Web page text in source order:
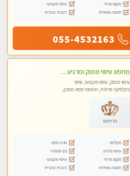
מקום פרטי
עיסוי מקצועי
תמונה אמיתית
דוברת עיברית
055-4532163
מחפש עיסוי מפנק ומרגיע? בוא להכיר את הצוות המעסות החדשות שלנו. מקום מושלם !
עיסוי מפנק, עיסוי מקצועי, עיסוי
בקלניקה פרטית, מתחמי ספא מפנק,
פרימיום
מקלחת
חניה חינם
עיסוי מרגיע
נקי ומסודר
מקום פרטי
עיסוי מקצועי
תמונה אמיתית
דוברת עיברית